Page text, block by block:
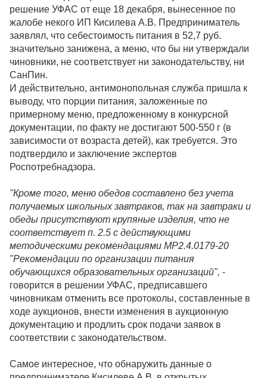
решение УФАС от еще 18 декабря, вынесенное по
жалобе некого ИП Кисилева А.В. Предприниматель
заявлял, что себестоимость питания в 52,7 руб.
значительно занижена, а меню, что бы ни утверждали
чиновники, не соответствует ни законодательству, ни
СанПин.
И действительно, антимонопольная служба пришла к
выводу, что порции питания, заложенные по
примерному меню, предложенному в конкурсной
документации, по факту не достигают 500-550 г (в
зависимости от возраста детей), как требуется. Это
подтвердило и заключение экспертов
Роспотребнадзора.
"Кроме того, меню обедов составлено без учета
получаемых школьных завтраков, так на завтраки и
обеды присутствуют крупяные изделия, что не
соответствует п. 2.5 с действующими
методическими рекомендациями МР2.4.0179-20
"Рекомендации по организации питания
обучающихся образовательных организаций", -
говорится в решении УФАС, предписавшего
чиновникам отменить все протоколы, составленные в
ходе аукционов, внести изменения в аукционную
документацию и продлить срок подачи заявок в
соответствии с законодательством.
Самое интересное, что обнаружить данные о